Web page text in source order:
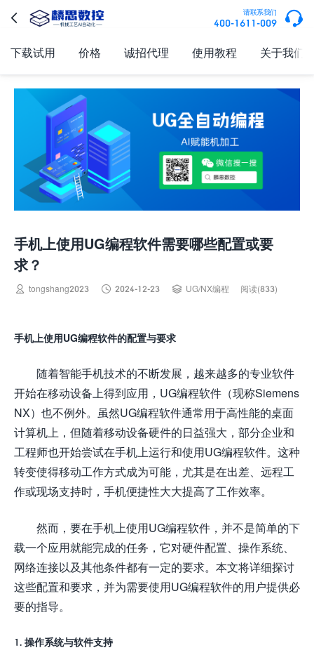
 请联系我们
400-1611-009 
下载试用 价格 诚招代理 使用教程 关于我们
手机上使用UG编程软件需要哪些配置或要
求？
 tongshang2023  2024-12-23  UG/NX编程 阅读(833)
手机上使用UG编程软件的配置与要求
随着智能手机技术的不断发展，越来越多的专业软件
开始在移动设备上得到应用，UG编程软件（现称Siemens
NX）也不例外。虽然UG编程软件通常用于高性能的桌面
计算机上，但随着移动设备硬件的日益强大，部分企业和
工程师也开始尝试在手机上运行和使用UG编程软件。这种
转变使得移动工作方式成为可能，尤其是在出差、远程工
作或现场支持时，手机便捷性大大提高了工作效率。
然而，要在手机上使用UG编程软件，并不是简单的下
载一个应用就能完成的任务，它对硬件配置、操作系统、
网络连接以及其他条件都有一定的要求。本文将详细探讨
这些配置和要求，并为需要使用UG编程软件的用户提供必
要的指导。
1. 操作系统与软件支持